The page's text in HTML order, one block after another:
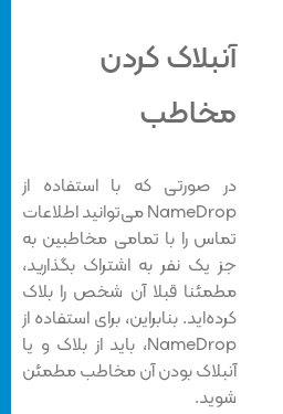
آنبلاک کردن
مخاطب
در صورتی که با استفاده از
NameDrop می‌توانید اطلاعات
تماس را با تمامی مخاطبین به
جز یک نفر به اشتراک بگذارید،
مطمئنا قبلا آن شخص را بلاک
کرده‌اید. بنابراین، برای استفاده از
NameDrop، باید از بلاک و یا
آنبلاک بودن آن مخاطب مطمئن
شوید.